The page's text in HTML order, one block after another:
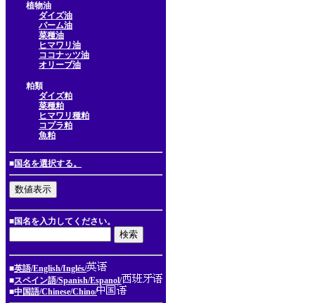
植物油
ダイズ油
パーム油
菜種油
ヒマワリ油
ココナッツ油
オリーブ油
粕類
ダイズ粕
菜種粕
ヒマワリ種粕
コプラ粕
魚粕
■国名を選択する。
■国名を入力してください。
■英語/English/Inglés/
■スペイン語/Spanish/Espanol/
■中国語/Chinese/Chino/